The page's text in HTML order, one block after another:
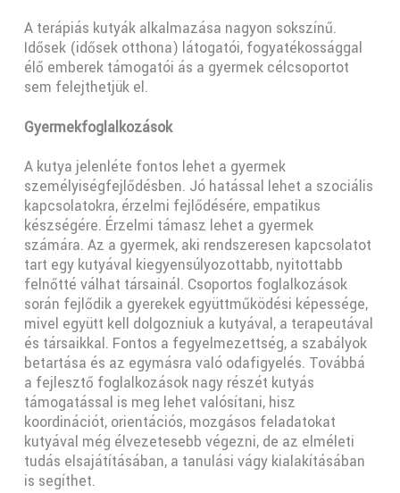
A terápiás kutyák alkalmazása nagyon sokszínű.
Idősek (idősek otthona) látogatói, fogyatékossággal
élő emberek támogatói ás a gyermek célcsoportot
sem felejthetjük el.
Gyermekfoglalkozások
A kutya jelenléte fontos lehet a gyermek
személyiségfejlődésben. Jó hatással lehet a szociális
kapcsolatokra, érzelmi fejlődésére, empatikus
készségére. Érzelmi támasz lehet a gyermek
számára. Az a gyermek, aki rendszeresen kapcsolatot
tart egy kutyával kiegyensúlyozottabb, nyitottabb
felnőtté válhat társainál. Csoportos foglalkozások
során fejlődik a gyerekek együttműködési képessége,
mivel együtt kell dolgozniuk a kutyával, a terapeutával
és társaikkal. Fontos a fegyelmezettség, a szabályok
betartása és az egymásra való odafigyelés. Továbbá
a fejlesztő foglalkozások nagy részét kutyás
támogatással is meg lehet valósítani, hisz
koordinációt, orientációs, mozgásos feladatokat
kutyával még élvezetesebb végezni, de az elméleti
tudás elsajátításában, a tanulási vágy kialakításában
is segíthet.